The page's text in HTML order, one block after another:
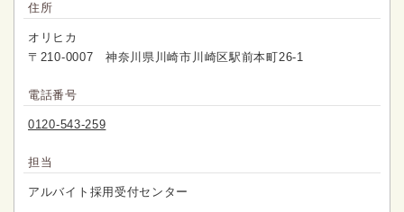
住所
オリヒカ
〒210-0007 神奈川県川崎市川崎区駅前本町26-1
電話番号
0120-543-259
担当
アルバイト採用受付センター